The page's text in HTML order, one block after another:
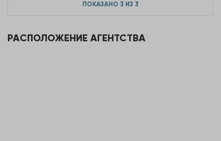
ПОКАЗАНО 3 ИЗ 3
РАСПОЛОЖЕНИЕ АГЕНТСТВА